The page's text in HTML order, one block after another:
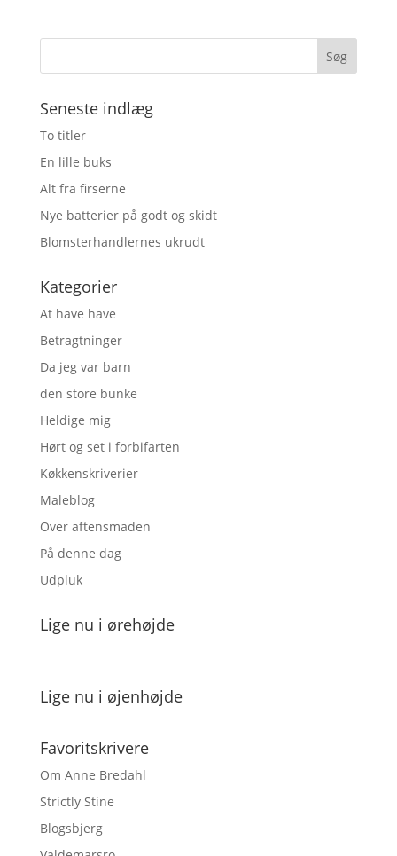
Seneste indlæg
To titler
En lille buks
Alt fra firserne
Nye batterier på godt og skidt
Blomsterhandlernes ukrudt
Kategorier
At have have
Betragtninger
Da jeg var barn
den store bunke
Heldige mig
Hørt og set i forbifarten
Køkkenskriverier
Maleblog
Over aftensmaden
På denne dag
Udpluk
Lige nu i ørehøjde
Lige nu i øjenhøjde
Favoritskrivere
Om Anne Bredahl
Strictly Stine
Blogsbjerg